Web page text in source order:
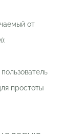
от
простоты